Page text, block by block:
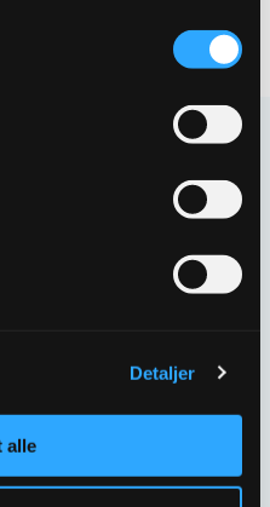
Detaljer
alle
hjelp så kontakt oss